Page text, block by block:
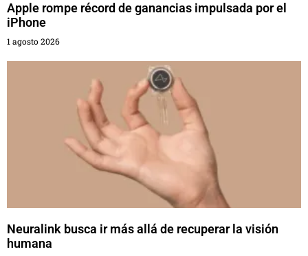
Apple rompe récord de ganancias impulsada por el
iPhone
1 agosto 2026
Neuralink busca ir más allá de recuperar la visión
humana